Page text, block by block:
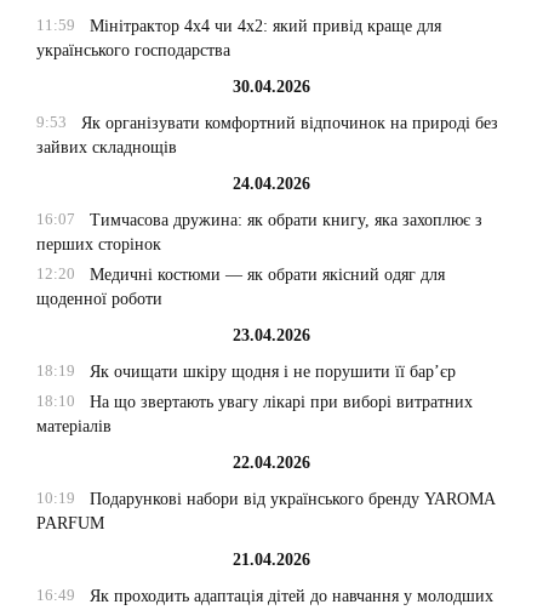
11:59
Мінітрактор 4х4 чи 4х2: який привід краще для
українського господарства
30.04.2026
9:53
Як організувати комфортний відпочинок на природі без
зайвих складнощів
24.04.2026
16:07
Тимчасова дружина: як обрати книгу, яка захоплює з
перших сторінок
12:20
Медичні костюми — як обрати якісний одяг для
щоденної роботи
23.04.2026
18:19
Як очищати шкіру щодня і не порушити її бар’єр
18:10
На що звертають увагу лікарі при виборі витратних
матеріалів
22.04.2026
10:19
Подарункові набори від українського бренду YAROMA
PARFUM
21.04.2026
16:49
Як проходить адаптація дітей до навчання у молодших